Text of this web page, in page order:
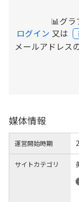
📊グラ
ログイン 又は
メールアドレス
媒体情報
運営開始時期
サイトカテゴリ